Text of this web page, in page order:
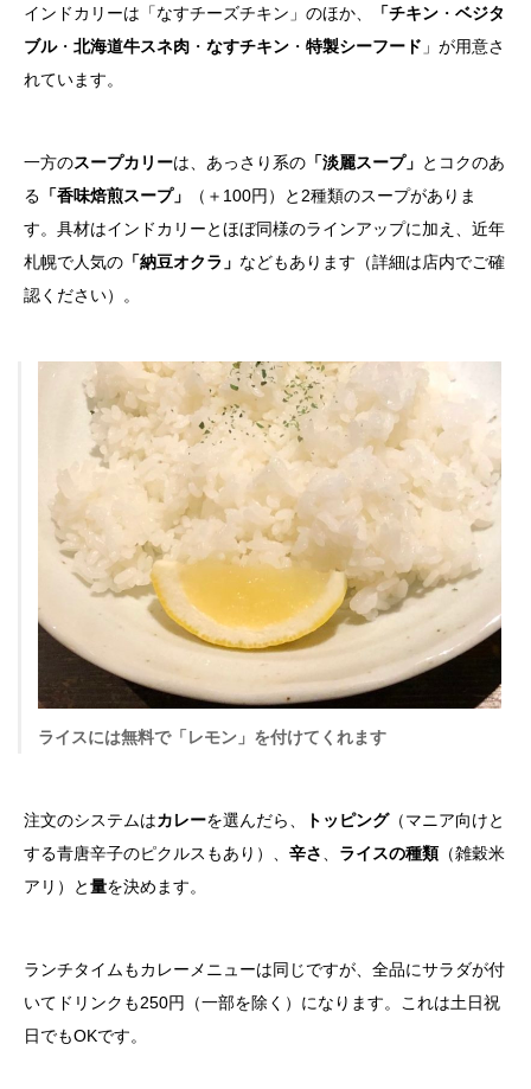
インドカリーは「なすチーズチキン」のほか、 「チキン ・ ベジタ
ブル・ 北海道牛スネ肉 ・ なすチキン ・ 特製シーフード 」が用意さ
れています。
一方のスープカリーは、あっさり系の 「淡麗スープ」 とコクのあ
る 「香味焙煎スープ」
（＋100円）と2種類のスープがありま
す。具材はインドカリーとほぼ同様のラインアップに加え、近年
札幌で人気の 「納豆オクラ」 などもあります（詳細は店内でご確
認ください）。
ライスには無料で「レモン」を付けてくれます
注文のシステムはカレーを選んだら、 トッピング（マニア向けと
する青唐辛子のピクルスもあり）、 辛さ、 ライスの種類 （雑穀米
アリ）と量を決めます。
ランチタイムもカレーメニューは同じですが、全品にサラダが付
いてドリンクも250円（一部を除く）になります。これは土日祝
日でもOKです。